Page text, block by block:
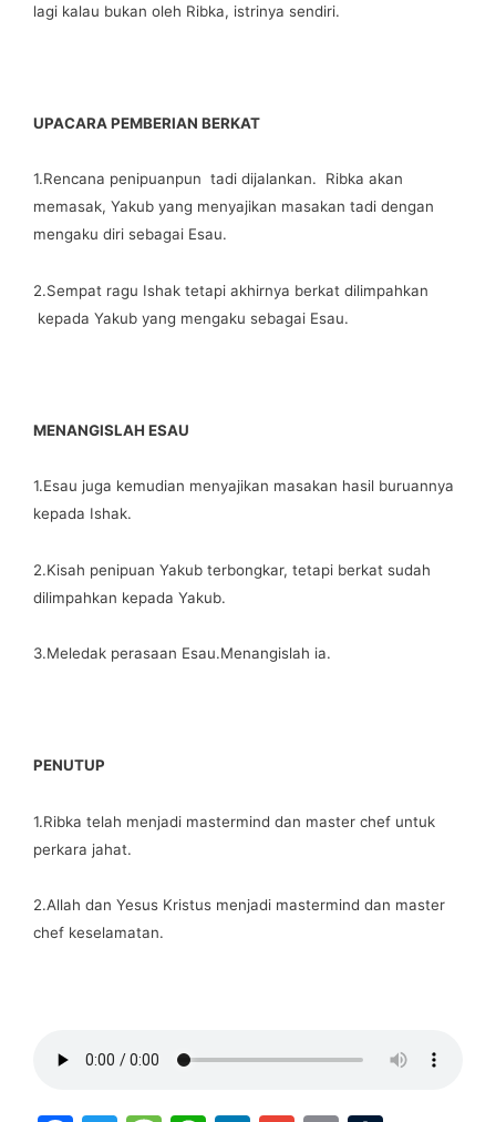
lagi kalau bukan oleh Ribka, istrinya sendiri.
UPACARA PEMBERIAN BERKAT
1.Rencana penipuanpun tadi dijalankan. Ribka akan
memasak, Yakub yang menyajikan masakan tadi dengan
mengaku diri sebagai Esau.
2.Sempat ragu Ishak tetapi akhirnya berkat dilimpahkan
kepada Yakub yang mengaku sebagai Esau.
MENANGISLAH ESAU
1.Esau juga kemudian menyajikan masakan hasil buruannya
kepada Ishak.
2.Kisah penipuan Yakub terbongkar, tetapi berkat sudah
dilimpahkan kepada Yakub.
3.Meledak perasaan Esau.Menangislah ia.
PENUTUP
1.Ribka telah menjadi mastermind dan master chef untuk
perkara jahat.
2.Allah dan Yesus Kristus menjadi mastermind dan master
chef keselamatan.